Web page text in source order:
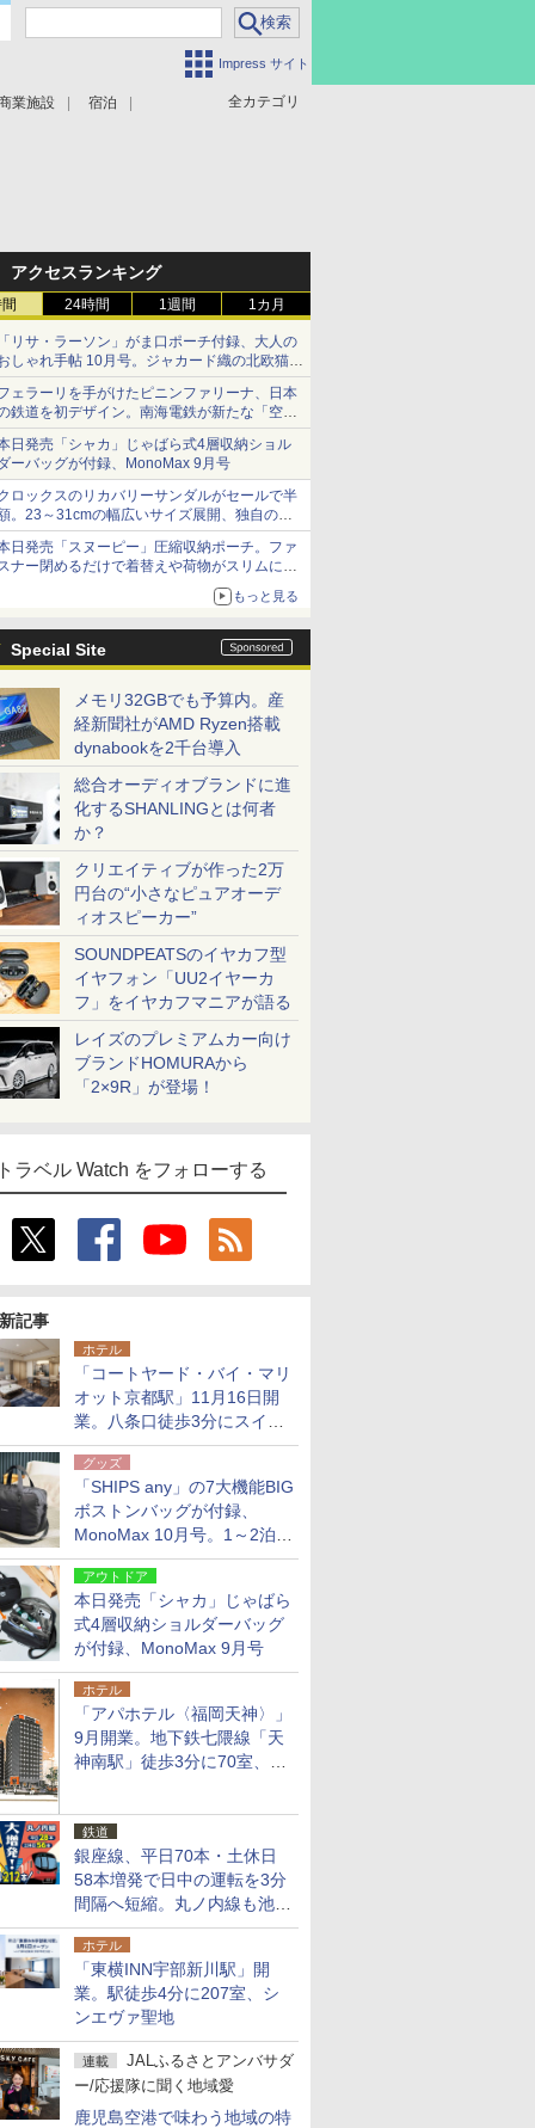
Impress サイト
全カテゴリ
業施設 宿泊
アクセスランキング
24時間 1週間 1カ月
リサ・ラーソン」がま口ポーチ付録、大人の
しゃれ手帖 10月号。ジャカード織の北欧猫デ
イン
ェラーリを手がけたピニンファリーナ、日本
鉄道を初デザイン。南海電鉄が新たな「空港
急」をなにわ筋線へ導入
日発売「シャカ」じゃばら式4層収納ショル
ーバッグが付録、MonoMax 9月号
ロックスのリカバリーサンダルがセールで半
。23～31cmの幅広いサイズ展開、独自のク
ション素材を採用
日発売「スヌーピー」圧縮収納ポーチ。ファ
ナー閉めるだけで着替えや荷物がスリムにま
もっと見る
Special Site
メモリ32GBでも予算内。産
経新聞社がAMD Ryzen搭載
dynabookを2千台導入
総合オーディオブランドに進
化するSHANLINGとは何者
か？
クリエイティブが作った2万
円台の“小さなピュアオーデ
ィオスピーカー”
SOUNDPEATSのイヤカフ型
イヤフォン「UU2イヤーカ
フ」をイヤカフマニアが語る
レイズのプレミアムカー向け
ブランドHOMURAから
「2×9R」が登場！
ラベル Watch をフォローする
記事
ホテル
「コートヤード・バイ・マリ
オット京都駅」11月16日開
業。八条口徒歩3分にスイー
ト含む全270室、ダイニング
も併設
グッズ
「SHIPS any」の7大機能BIG
ボストンバッグが付録、
MonoMax 10月号。1～2泊の
荷物、キャリーオンも可能
アウトドア
本日発売「シャカ」じゃばら
式4層収納ショルダーバッグ
が付録、MonoMax 9月号
ホテル
「アパホテル〈福岡天神〉」
9月開業。地下鉄七隈線「天
神南駅」徒歩3分に70室、エ
鉄道
銀座線、平日70本・土休日
58本増発で日中の運転を3分
間隔へ短縮。丸ノ内線も池袋
～中野坂上を4分間隔に
ホテル
「東横INN宇部新川駅」開
業。駅徒歩4分に207室、シ
ンエヴァ聖地
連載
JALふるさとアンバサダ
ー/応援隊に聞く地域愛
鹿児島空港で味わう地域の特